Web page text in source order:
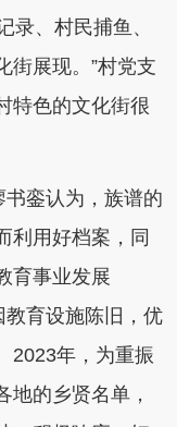
录、村民捕鱼、
街展现。”村党支
特色的文化街很
銮认为，族谱的
利用好档案，同
育事业发展
教育设施陈旧，优
2023年，为重振
地的乡贤名单，